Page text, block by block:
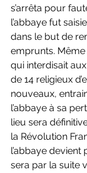
s’arrêta pour
l’abbaye fut
dans le but de
emprunts. Même
qui interdisait
de 14 religieux
nouveaux,
l’abbaye à sa
lieu sera
la Révolution
l’abbaye devient
sera par la suite